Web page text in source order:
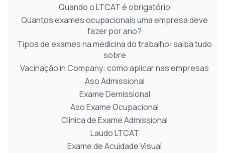
Quando o LTCAT é obrigatório
Quantos exames ocupacionais uma empresa deve
fazer por ano?
Tipos de exames na medicina do trabalho: saiba tudo
sobre
Vacinação in Company: como aplicar nas empresas
Aso Admissional
Exame Demissional
Aso Exame Ocupacional
Clínica de Exame Admissional
Laudo LTCAT
Exame de Acuidade Visual